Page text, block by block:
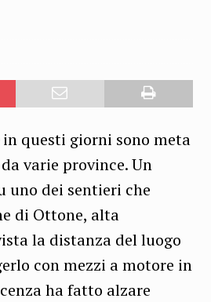
questi giorni sono meta
varie province. Un
uno dei sentieri che
di Ottone, alta
la distanza del luogo
con mezzi a motore in
ha fatto alzare